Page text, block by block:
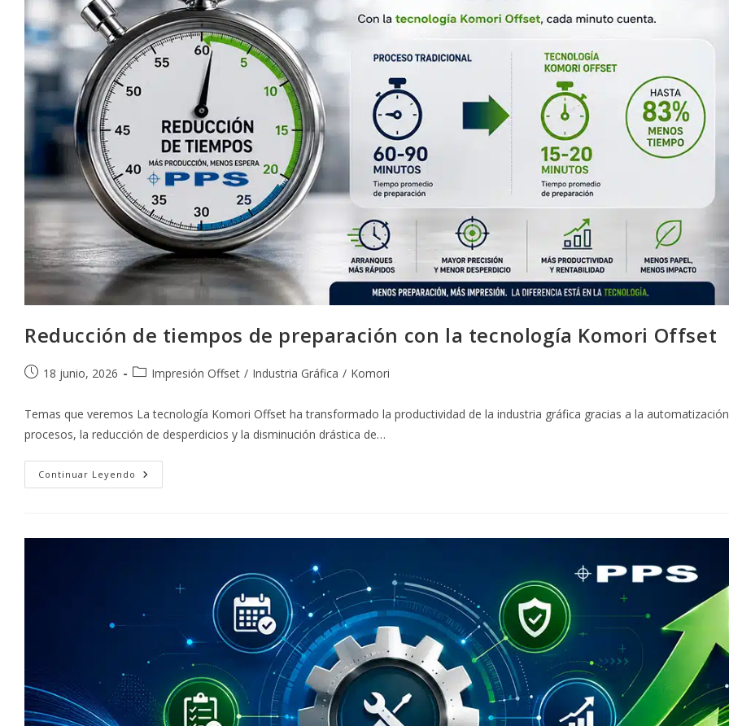
Reducción de tiempos de preparación con la tecnología Komori Offset
Publicación
entrada:
18 junio, 2026
Categoría
entrada:
Impresión Offset / Industria Gráfica / Komori
Temas que veremos La tecnología Komori Offset ha transformado la productividad de la industria gráfica gracias a la
procesos, la reducción de desperdicios y la disminución drástica de…
Continuar Leyendo Reducción
De
La